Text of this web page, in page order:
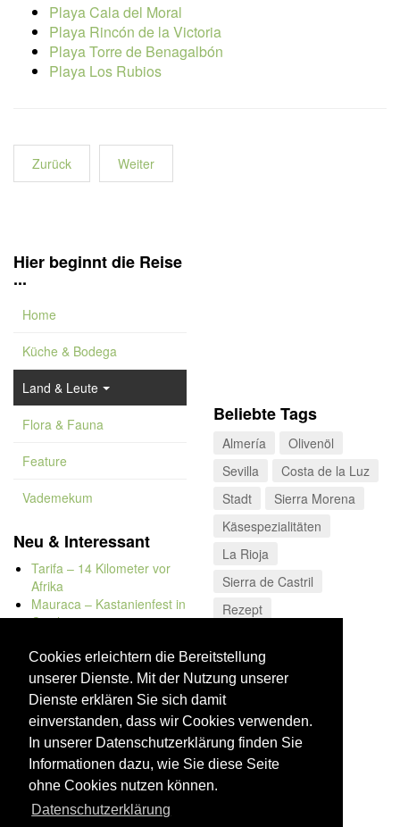
Cookies erleichtern die Bereitstellung
unserer Dienste. Mit der Nutzung unserer
Dienste erklären Sie sich damit
einverstanden, dass wir Cookies verwenden.
In unserer Datenschutzerklärung finden Sie
Informationen dazu, wie Sie diese Seite
ohne Cookies nutzen können.
Datenschutzerklärung
Playa Cala del Moral
Playa Rincón de la Victoria
Playa Torre de Benagalbón
Playa Los Rubios
Zurück Weiter
Hier beginnt die Reise
...
Home
Küche & Bodega
Land & Leute
Flora & Fauna
Feature
Vademekum
Neu & Interessant
Tarifa – 14 Kilometer vor
Afrika
Mauraca – Kastanienfest in
Capileira
Bolonia
Kap Trafalgar
Düne von Bolonia
Beliebte Tags
Almería
Olivenöl
Sevilla
Costa de la Luz
Stadt
Sierra Morena
Käsespezialitäten
La Rioja
Sierra de Castril
Rezept